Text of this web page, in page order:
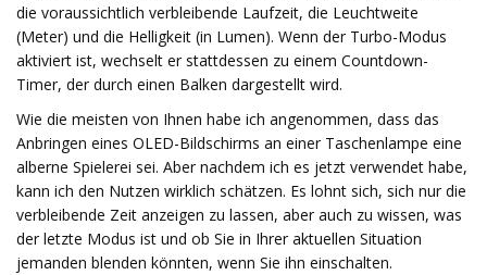
die voraussichtlich verbleibende Laufzeit, die Leuchtweite
(Meter) und die Helligkeit (in Lumen). Wenn der Turbo-Modus
aktiviert ist, wechselt er stattdessen zu einem Countdown-
Timer, der durch einen Balken dargestellt wird.
Wie die meisten von Ihnen habe ich angenommen, dass das
Anbringen eines OLED-Bildschirms an einer Taschenlampe eine
alberne Spielerei sei. Aber nachdem ich es jetzt verwendet habe,
kann ich den Nutzen wirklich schätzen. Es lohnt sich, sich nur die
verbleibende Zeit anzeigen zu lassen, aber auch zu wissen, was
der letzte Modus ist und ob Sie in Ihrer aktuellen Situation
jemanden blenden könnten, wenn Sie ihn einschalten.